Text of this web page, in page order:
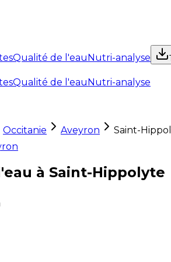
Qualité de l'eauNutri-analyse
Qualité de l'eauNutri-analyse
Occitanie Aveyron Saint-
à Saint-Hippolyte